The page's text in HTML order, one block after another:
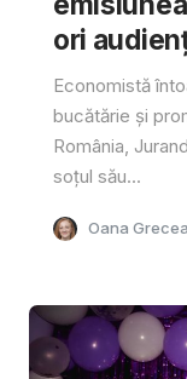
ori
Economistă
bucătărie și
România,
soțul său...
Oana Grecea